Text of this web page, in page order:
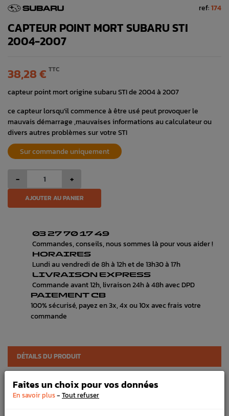
ref:174
CAPTEUR POINT MORT SUBARU STI
2004-2007
38,28 € TTC
capteur point mort origine subaru STI de 2004 à 2007
ce capteur lorsqu'il commence à être usé peut provoquer le
mauvais démarrage ,mauvaises informations au calculateur ou
divers autres problèmes sur votre STI
Sur commande uniquement
- +
AJOUTER AU PANIER
03 27 70 17 49
Commandes, conseils, nous sommes là pour vous aider !
HORAIRES
Lundi au vendredi de 8h à 12h et de 13h30 à 17h
LIVRAISON EXPRESS
Commande avant 12h, livraison 24h à 48h avec DPD
PAIEMENT CB
100% sécurisé, payez en 3x, 4x ou 10x avec frais votre
commande
DÉTAILS DU PRODUIT
VÉHICULES COMPATIBLE
Faites un choix pour vos données
En savoir plus- Tout refuser